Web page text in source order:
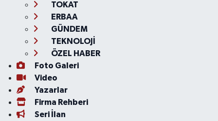
TOKAT
ERBAA
GÜNDEM
TEKNOLOJİ
ÖZEL HABER
Foto Galeri
Video
Yazarlar
Firma Rehberi
Seri İlan